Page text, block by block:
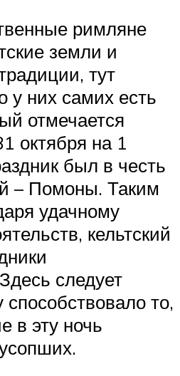
римляне
земли и
тут
у них самих есть
отмечается
октября на 1
был в честь
– Помоны. Таким
удачному
кельтский
следует
способствовало то,
в эту ночь